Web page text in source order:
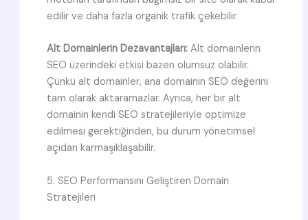
edilir ve daha fazla organik trafik çekebilir.
Alt Domainlerin Dezavantajları:Alt domainlerin
SEO üzerindeki etkisi bazen olumsuz olabilir.
Çünkü alt domainler, ana domainin SEO değerini
tam olarak aktaramazlar. Ayrıca, her bir alt
domainin kendi SEO stratejileriyle optimize
edilmesi gerektiğinden, bu durum yönetimsel
açıdan karmaşıklaşabilir.
5. SEO Performansını Geliştiren Domain
Stratejileri